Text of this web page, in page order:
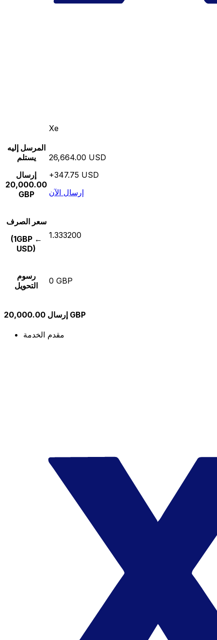
Xe
المرسل إليه
يستلم
إرسال
20,000.00
GBP
26,664.00 USD
+347.75 USD
إرسال الآن
سعر الصرف
(1GBP ←
USD)
1.333200
رسوم
التحويل
0 GBP
إرسال 20,000.00 GBP
مقدم الخدمة